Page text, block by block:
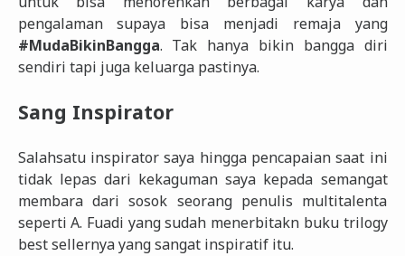
pengalaman supaya bisa menjadi remaja yang
#MudaBikinBangga. Tak hanya bikin bangga diri
sendiri tapi juga keluarga pastinya.
Sang Inspirator
Salahsatu inspirator saya hingga pencapaian saat ini
tidak lepas dari kekaguman saya kepada semangat
membara dari sosok seorang penulis multitalenta
seperti A. Fuadi yang sudah menerbitakn buku trilogy
best sellernya yang sangat inspiratif itu.